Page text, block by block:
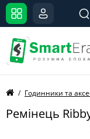
Годинники та
Ремінець